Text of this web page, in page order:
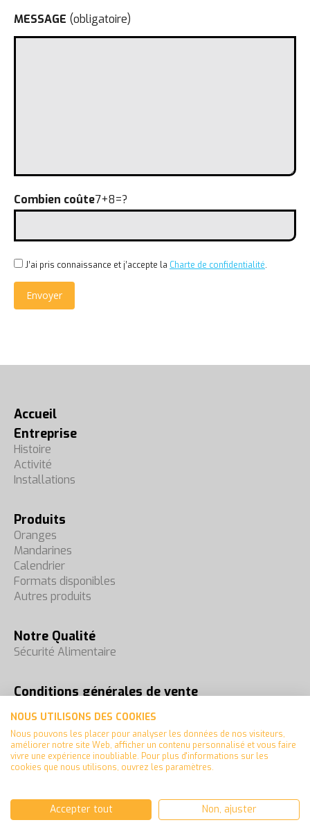
MESSAGE (obligatoire)
Combien coûte7+8=?
J’ai pris connaissance et j’accepte la Charte de confidentialité.
Accueil
Entreprise
Histoire
Activité
Installations
Produits
Oranges
Mandarines
Calendrier
Formats disponibles
Autres produits
Notre Qualité
Sécurité Alimentaire
Conditions générales de vente
Foires
Contact
NOUS UTILISONS DES COOKIES
Nous pouvons les placer pour analyser les données de nos visiteurs,
améliorer notre site Web, afficher un contenu personnalisé et vous faire
vivre une expérience inoubliable. Pour plus d'informations sur les
cookies que nous utilisons, ouvrez les paramètres.
Accepter tout Non, ajuster